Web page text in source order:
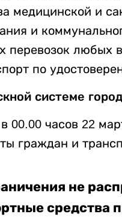
медицинской и
и
перевозок любых
по
системе
00.00 часов 22
граждан и
не
средства